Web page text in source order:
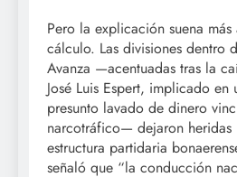
Pero la explicación suena más
cálculo. Las divisiones dentro
Avanza —acentuadas tras la
José Luis Espert, implicado en
presunto lavado de dinero
narcotráfico— dejaron heridas
estructura partidaria
señaló que “la conducción